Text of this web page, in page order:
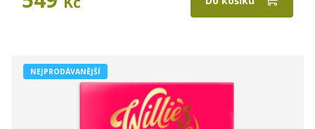
NEJPRODÁVANĚJŠÍ